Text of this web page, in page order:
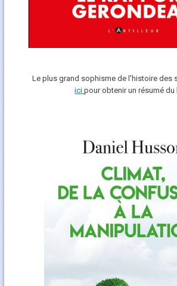
Le plus grand sophisme de l'histoire des
icipour obtenir un résumé du